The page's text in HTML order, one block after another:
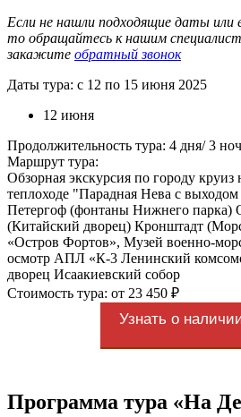
Если не нашли подходящие даты или
то обращайтесь к нашим
закажите обратный звонок
Даты тура: с 12 по 15 июня 2025
12 июня
Продолжительность тура: 4 дня/ 3
Маршрут тура:
Обзорная экскурсия по городу круиз
теплоходе "Парадная Нева с
Петергоф (фонтаны Нижнего парка)
(Китайский дворец) Кронштадт
«Остров Фортов», Музей военно-
осмотр АПЛ «К-3 Ленинский
дворец Исаакиевский собор
Стоимость тура: от 23 450 ₽
Узнать о
Программа тура «На